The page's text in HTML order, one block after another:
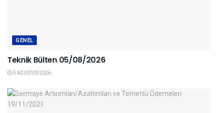
GENEL
Teknik Bülten 05/08/2026
5 AĞUSTOS 2026